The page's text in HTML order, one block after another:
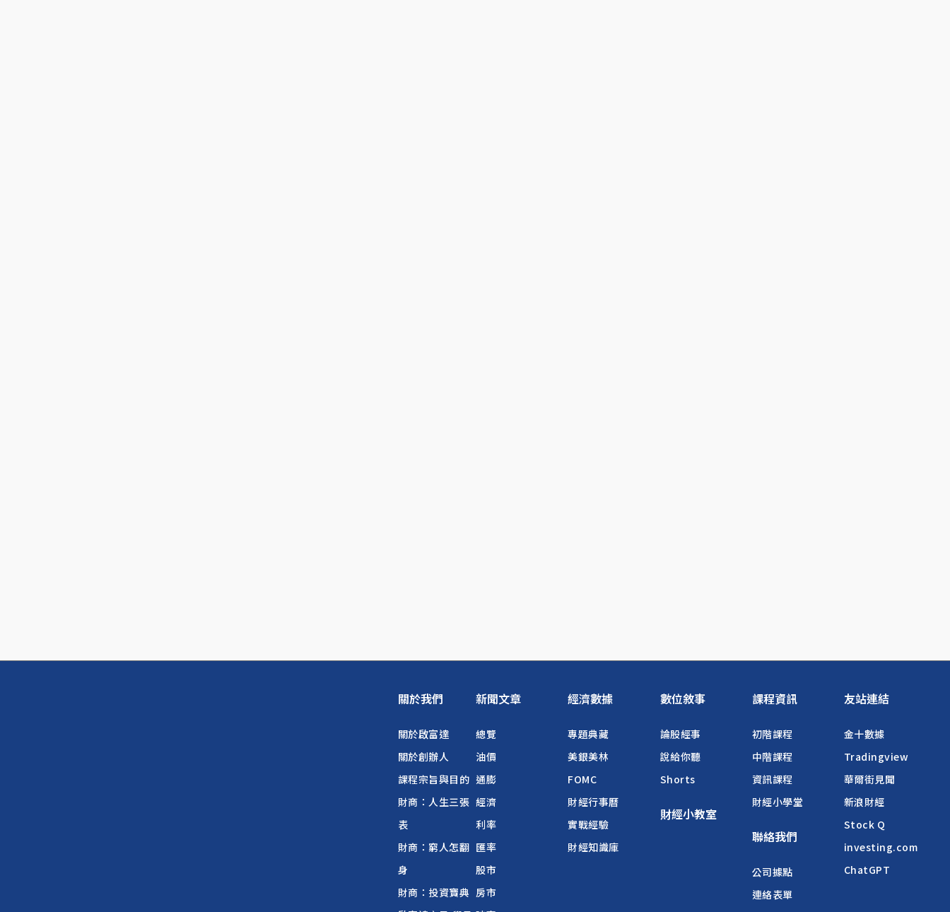
關於我們
關於啟富達
關於創辦人
課程宗旨與目的
財商：人生三張
表
財商：窮人怎翻
身
財商：投資寶典
新聞文章
總覽
油價
通膨
經濟
利率
匯率
股市
房市
經濟數據
專題典藏
美銀美林
FOMC
財經行事曆
實戰經驗
財經知識庫
數位敘事
論股經事
說給你聽
Shorts
財經小教室
課程資訊
初階課程
中階課程
資訊課程
財經小學堂
聯絡我們
公司據點
連絡表單
友站連結
金十數據
Tradingview
華爾街見聞
新浪財經
Stock Q
investing.com
ChatGPT